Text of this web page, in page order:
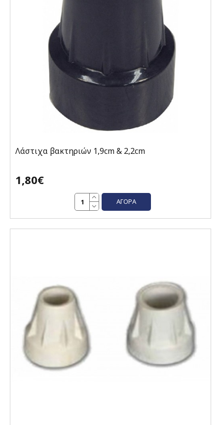
Λάστιχα βακτηριών 1,9cm & 2,2cm
1,80€
ΑΓΟΡΆ